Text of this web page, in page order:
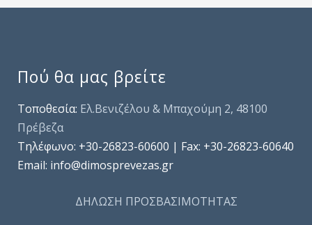
Πού θα μας βρείτε
Τοποθεσία: Ελ.Βενιζέλου & Μπαχούμη 2, 48100
Πρέβεζα
Τηλέφωνo: +30-26823-60600 | Fax: +30-26823-60640
Email: info@dimosprevezas.gr
ΔΗΛΩΣΗ ΠΡΟΣΒΑΣΙΜΟΤΗΤΑΣ